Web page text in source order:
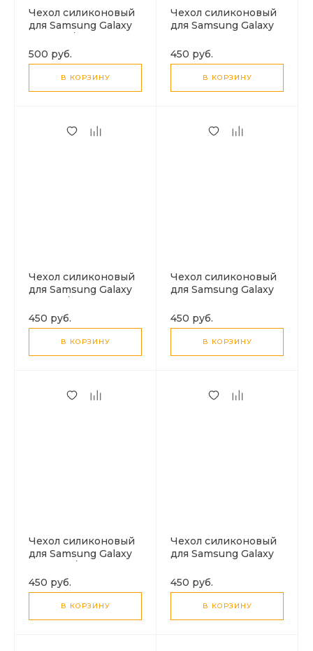
Чехол силиконовый
для Samsung Galaxy
защитой камеры, X-
CASE, прозрачный
500 руб.
В КОРЗИНУ
Чехол силиконовый
для Samsung Galaxy
микрофиброй
внутри, с защитой
камеры, X-CASE,
черный
450 руб.
В КОРЗИНУ
Чехол силиконовый
для Samsung Galaxy
микрофиброй
внутри, с защитой
камеры, X-CASE,
черный
450 руб.
В КОРЗИНУ
Чехол силиконовый
для Samsung Galaxy
микрофиброй
внутри, с защитой
камеры, X-CASE,
черный
450 руб.
В КОРЗИНУ
Чехол силиконовый
для Samsung Galaxy
микрофиброй
внутри, с защитой
камеры, X-CASE,
черный
450 руб.
В КОРЗИНУ
Чехол силиконовый
для Samsung Galaxy
микрофиброй
внутри, с защитой
камеры, X-CASE,
черный
450 руб.
В КОРЗИНУ